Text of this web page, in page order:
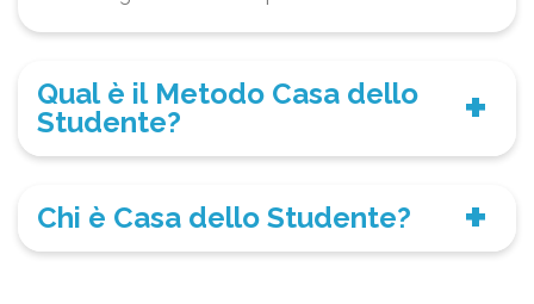
Qual è il Metodo Casa dello
Studente?
Chi è Casa dello Studente?